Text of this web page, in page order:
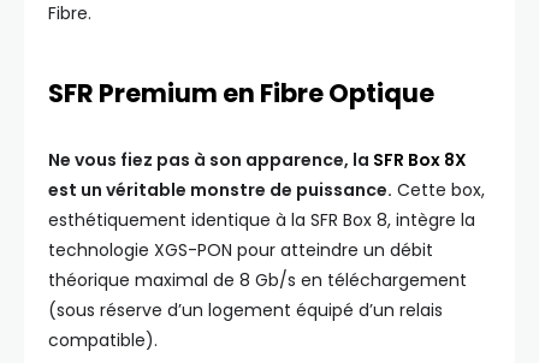
Fibre.
SFR Premium en Fibre Optique
Ne vous fiez pas à son apparence, la SFR Box 8X
est un véritable monstre de puissance. Cette box,
esthétiquement identique à la SFR Box 8, intègre la
technologie XGS-PON pour atteindre un débit
théorique maximal de 8 Gb/s en téléchargement
(sous réserve d’un logement équipé d’un relais
compatible).